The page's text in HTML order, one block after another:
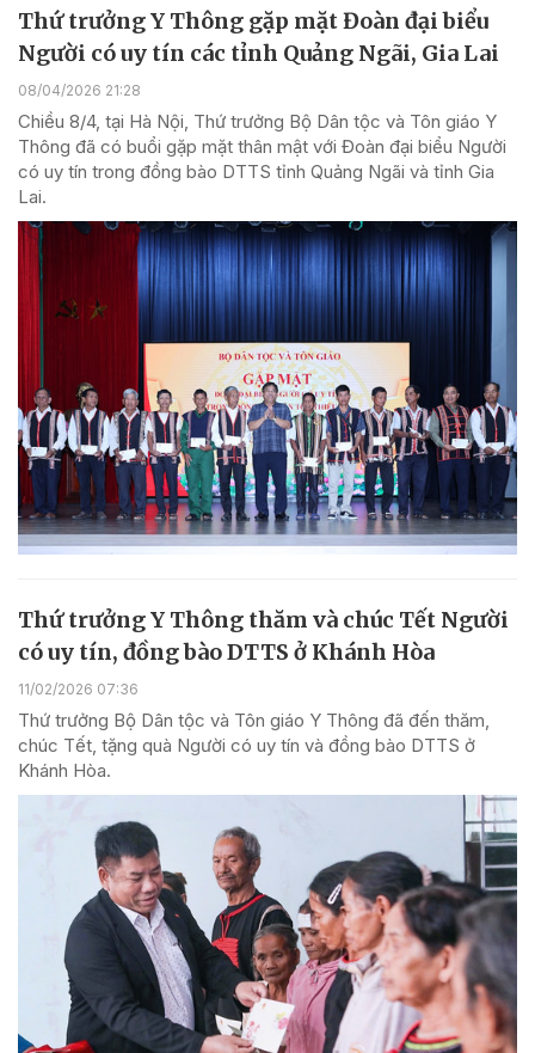
Thứ trưởng Y Thông gặp mặt Đoàn đại biểu
Người có uy tín các tỉnh Quảng Ngãi, Gia Lai
08/04/2026 21:28
Chiều 8/4, tại Hà Nội, Thứ trưởng Bộ Dân tộc và Tôn giáo Y
Thông đã có buổi gặp mặt thân mật với Đoàn đại biểu Người
có uy tín trong đồng bào DTTS tỉnh Quảng Ngãi và tỉnh Gia
Lai.
Thứ trưởng Y Thông thăm và chúc Tết Người
có uy tín, đồng bào DTTS ở Khánh Hòa
11/02/2026 07:36
Thứ trưởng Bộ Dân tộc và Tôn giáo Y Thông đã đến thăm,
chúc Tết, tặng quà Người có uy tín và đồng bào DTTS ở
Khánh Hòa.